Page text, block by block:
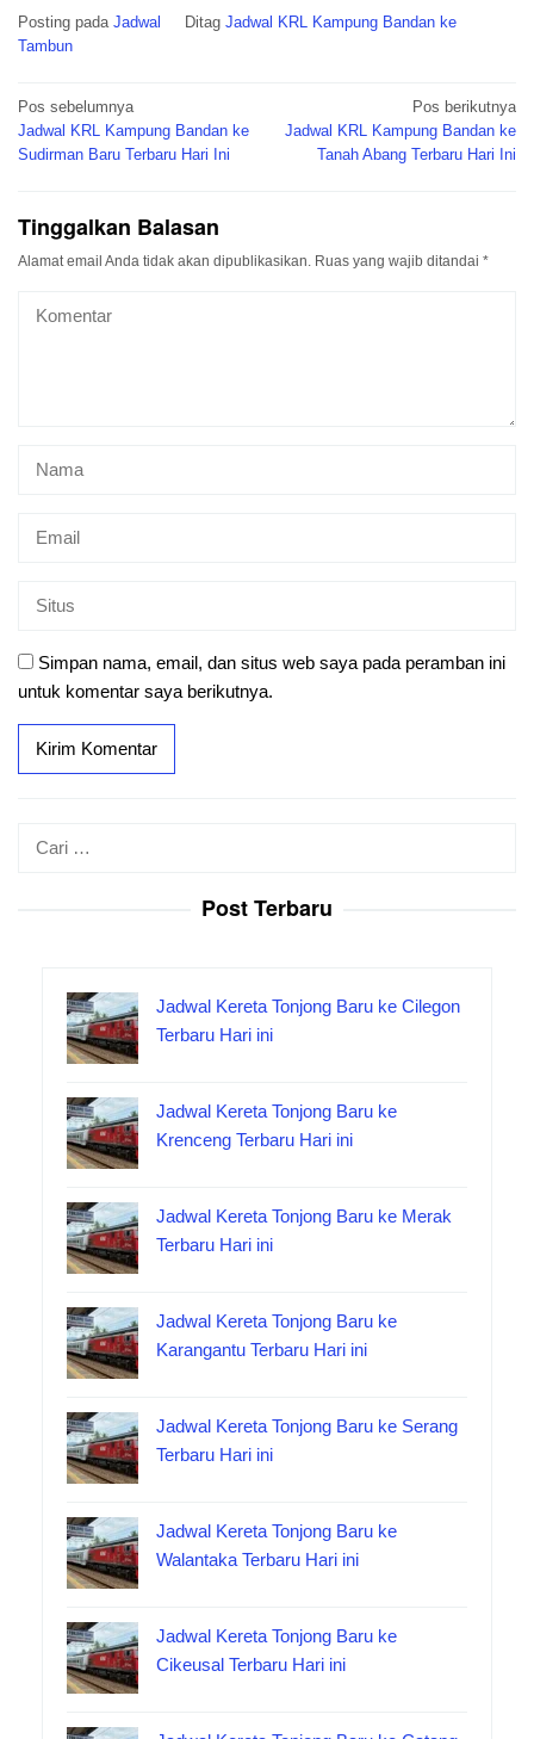
Posting pada Jadwal Ditag Jadwal KRL Kampung Bandan ke
Tambun
Navigasi
pos
Pos sebelumnya
Jadwal KRL Kampung Bandan ke
Sudirman Baru Terbaru Hari Ini
Pos berikutnya
Jadwal KRL Kampung Bandan ke
Tanah Abang Terbaru Hari Ini
Tinggalkan Balasan
Alamat email Anda tidak akan dipublikasikan. Ruas yang wajib ditandai *
Simpan nama, email, dan situs web saya pada peramban ini
untuk komentar saya berikutnya.
Post Terbaru
Jadwal Kereta Tonjong Baru ke Cilegon
Terbaru Hari ini
Jadwal Kereta Tonjong Baru ke
Krenceng Terbaru Hari ini
Jadwal Kereta Tonjong Baru ke Merak
Terbaru Hari ini
Jadwal Kereta Tonjong Baru ke
Karangantu Terbaru Hari ini
Jadwal Kereta Tonjong Baru ke Serang
Terbaru Hari ini
Jadwal Kereta Tonjong Baru ke
Walantaka Terbaru Hari ini
Jadwal Kereta Tonjong Baru ke
Cikeusal Terbaru Hari ini